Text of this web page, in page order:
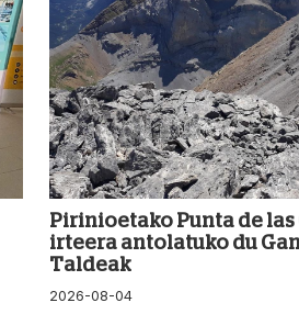
Pirinioetako Punta de
irteera antolatuko du
Taldeak
2026-08-04